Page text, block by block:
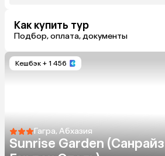
Как купить тур
Подбор, оплата, документы
Кешбэк + 1 456
Гагра, Абхазия
Sunrise Garden (Санрайз